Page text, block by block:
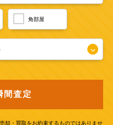
角部屋
間査定
却・買取をお約束するものではありませ